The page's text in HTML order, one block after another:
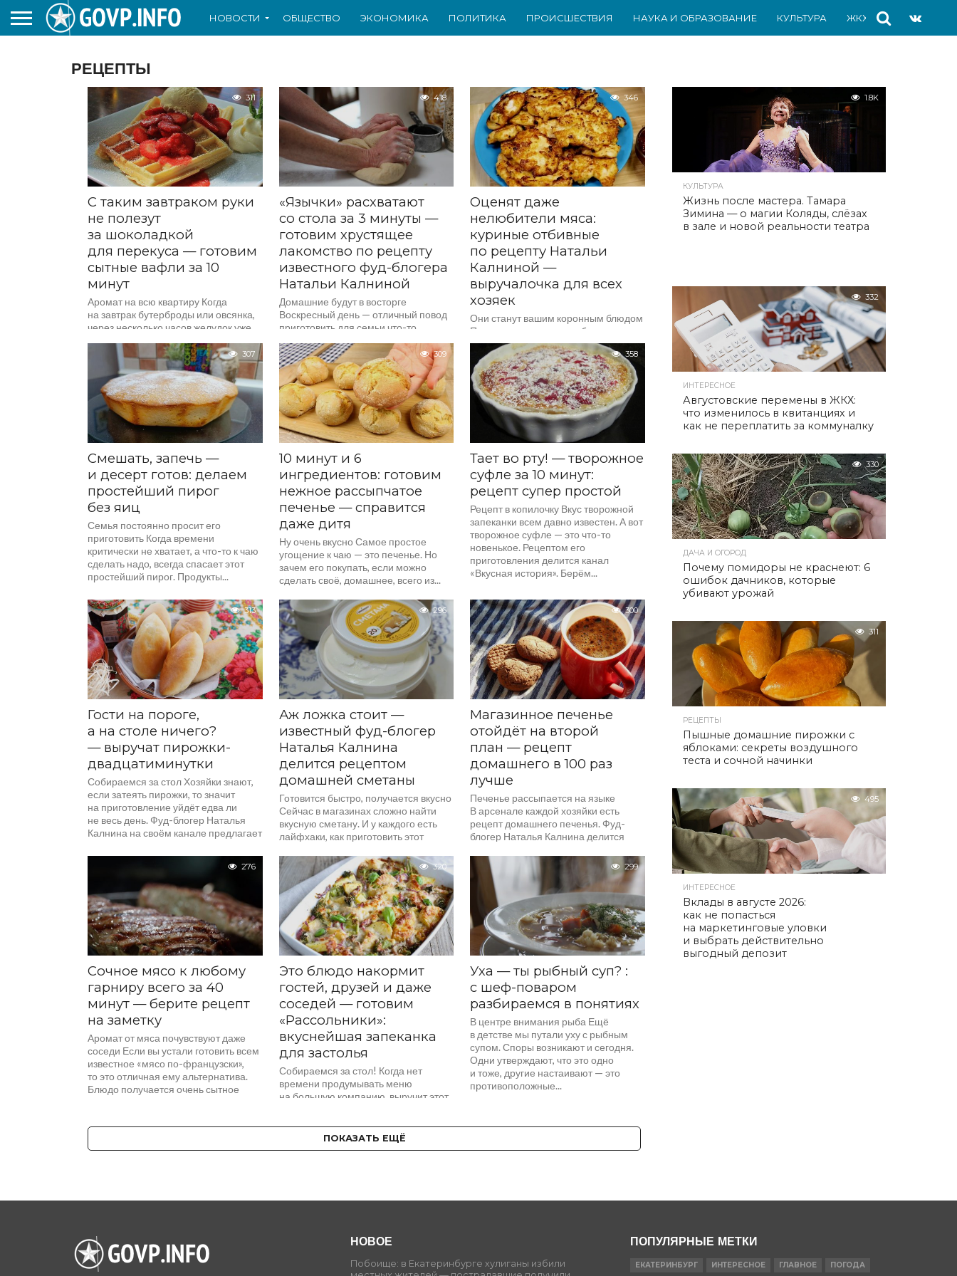
НОВОСТИ ОБЩЕСТВО ЭКОНОМИКА ПОЛИТИКА ПРОИСШЕСТВИЯ НАУКА И ОБРАЗОВАНИЕ КУЛЬТУРА ЖКХ СПОРТ
РЕЦЕПТЫ
311
С таким завтраком руки
не полезут
за шоколадкой
для перекуса — готовим
сытные вафли за 10
минут
Аромат на всю квартиру Когда
на завтрак бутерброды или овсянка,
через несколько часов желудок уже
говорят, что надо бы вновь
подкрепиться. И это...
418
«Язычки» расхватают
со стола за 3 минуты —
готовим хрустящее
лакомство по рецепту
известного фуд-блогера
Натальи Калниной
Домашние будут в восторге
Воскресный день — отличный повод
приготовить для семьи что-то
у плиты три часа. Подходящим
рецептом угощения на своём канале
как раз...
346
Оценят даже
нелюбители мяса:
куриные отбивные
по рецепту Натальи
Калниной —
выручалочка для всех
хозяек
Они станут вашим коронным блюдом
Приготовление мясных блюд у
многих хозяек ассоциируется с чем-
то очень сложным и долгим. Но
сегодня все ваши...
307
Смешать, запечь —
и десерт готов: делаем
простейший пирог
без яиц
Семья постоянно просит его
приготовить Когда времени
критически не хватает, а что-то к чаю
сделать надо, всегда спасает этот
простейший пирог. Продукты...
309
10 минут и 6
ингредиентов: готовим
нежное рассыпчатое
печенье — справится
даже дитя
Ну очень вкусно Самое простое
угощение к чаю — это печенье. Но
зачем его покупать, если можно
сделать своё, домашнее, всего из...
358
Тает во рту! — творожное
суфле за 10 минут:
рецепт супер простой
Рецепт в копилочку Вкус творожной
запеканки всем давно известен. А вот
творожное суфле — это что-то
новенькое. Рецептом его
приготовления делится канал
«Вкусная история». Берём...
313
Гости на пороге,
а на столе ничего?
— выручат пирожки-
двадцатиминутки
Собираемся за стол Хозяйки знают,
если затеять пирожки, то значит
на приготовление уйдёт едва ли
не весь день. Фуд-блогер Наталья
Калнина на своём канале предлагает
296
Аж ложка стоит —
известный фуд-блогер
Наталья Калнина
делится рецептом
домашней сметаны
Готовится быстро, получается вкусно
Сейчас в магазинах сложно найти
вкусную сметану. И у каждого есть
лайфхаки, как приготовить этот
и известный кулинарный блогер...
300
Магазинное печенье
отойдёт на второй
план — рецепт
домашнего в 100 раз
лучше
Печенье рассыпается на языке
В арсенале каждой хозяйки есть
рецепт домашнего печенья. Фуд-
блогер Наталья Калнина делится
подписчицы и решила
продегустировать. В итоге...
276
Сочное мясо к любому
гарниру всего за 40
минут — берите рецепт
на заметку
Аромат от мяса почувствуют даже
соседи Если вы устали готовить всем
известное «мясо по-французски»,
то это отличная ему альтернатива.
Блюдо получается очень сытное
320
Это блюдо накормит
гостей, друзей и даже
соседей — готовим
«Рассольники»:
вкуснейшая запеканка
для застолья
Собираемся за стол! Когда нет
времени продумывать меню
на большую компанию, выручит этот
продуктов...
299
Уха — ты рыбный суп? :
с шеф-поваром
разбираемся в понятиях
В центре внимания рыба Ещё
в детстве мы путали уху с рыбным
супом. Споры возникают и сегодня.
Одни утверждают, что это одно
и тоже, другие настаивают — это
противоположные...
ПОКАЗАТЬ ЕЩЁ
1.8K
КУЛЬТУРА
Жизнь после мастера. Тамара
Зимина — о магии Коляды, слёзах
в зале и новой реальности театра
332
ИНТЕРЕСНОЕ
Августовские перемены в ЖКХ:
что изменилось в квитанциях и
как не переплатить за коммуналку
330
ДАЧА И ОГОРОД
Почему помидоры не краснеют: 6
ошибок дачников, которые
убивают урожай
311
РЕЦЕПТЫ
Пышные домашние пирожки с
яблоками: секреты воздушного
теста и сочной начинки
495
ИНТЕРЕСНОЕ
Вклады в августе 2026:
как не попасться
на маркетинговые уловки
и выбрать действительно
выгодный депозит
НОВОЕ
Побоище: в Екатеринбурге хулиганы избили
ПОПУЛЯРНЫЕ МЕТКИ
ЕКАТЕРИНБУРГ ИНТЕРЕСНОЕ ГЛАВНОЕ ПОГОДА